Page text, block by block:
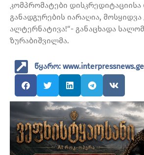
კომპრომატები დისკრედიტაციისა
განადგურების იარაღია,
ალტერნატივა!“- განაცხადა
ზურაბიშვილმა.
წყარო: www.interpressnews.ge